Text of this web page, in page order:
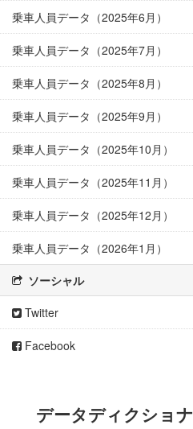
乗車人員データ（2025年6月）
乗車人員データ（2025年7月）
乗車人員データ（2025年8月）
乗車人員データ（2025年9月）
乗車人員データ（2025年10月）
乗車人員データ（2025年11月）
乗車人員データ（2025年12月）
乗車人員データ（2026年1月）
ソーシャル
Twitter
Facebook
データディクショ